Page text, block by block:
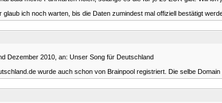
ich noch warten, bis die Daten zumindest mal offiziell bestätigt
Dezember 2010, an: Unser Song für Deutschland
wurde auch schon von Brainpool registriert. Die selbe